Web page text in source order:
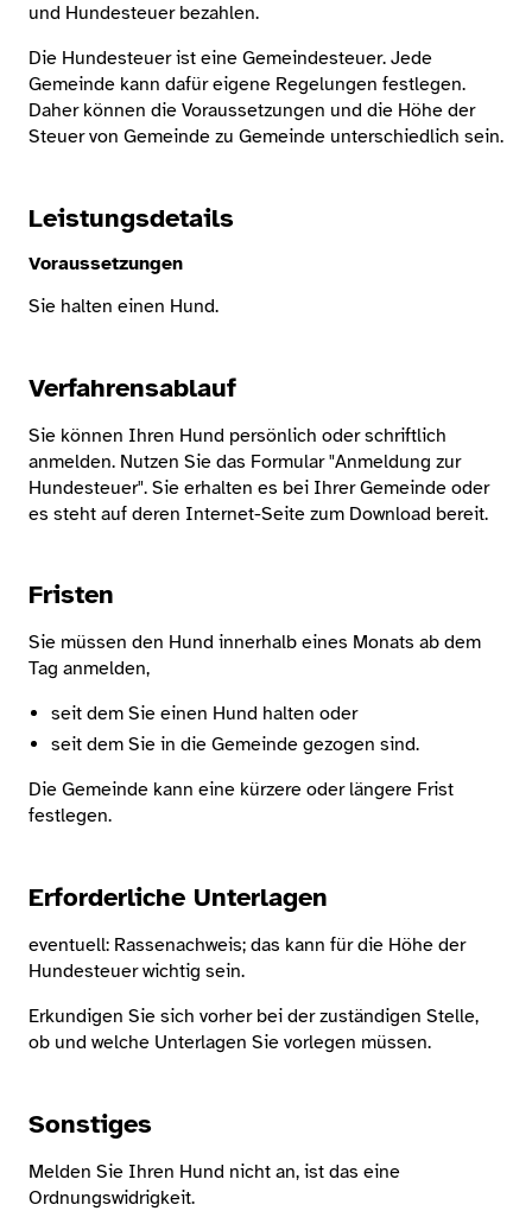
und Hundesteuer bezahlen.
Die Hundesteuer ist eine Gemeindesteuer. Jede
Gemeinde kann dafür eigene Regelungen festlegen.
Daher können die Voraussetzungen und die Höhe der
Steuer von Gemeinde zu Gemeinde unterschiedlich sein.
Leistungsdetails
Voraussetzungen
Sie halten einen Hund.
Verfahrensablauf
Sie können Ihren Hund persönlich oder schriftlich
anmelden. Nutzen Sie das Formular "Anmeldung zur
Hundesteuer". Sie erhalten es bei Ihrer Gemeinde oder
es steht auf deren Internet-Seite zum Download bereit.
Fristen
Sie müssen den Hund innerhalb eines Monats ab dem
Tag anmelden,
seit dem Sie einen Hund halten oder
seit dem Sie in die Gemeinde gezogen sind.
Die Gemeinde kann eine kürzere oder längere Frist
festlegen.
Erforderliche Unterlagen
eventuell: Rassenachweis; das kann für die Höhe der
Hundesteuer wichtig sein.
Erkundigen Sie sich vorher bei der zuständigen Stelle,
ob und welche Unterlagen Sie vorlegen müssen.
Sonstiges
Melden Sie Ihren Hund nicht an, ist das eine
Ordnungswidrigkeit.